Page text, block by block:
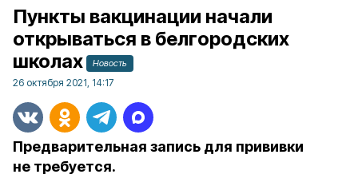
Пункты вакцинации начали
открываться в белгородских
школах
Новость
26 октября 2021, 14:17
Предварительная запись для прививки
не требуется.